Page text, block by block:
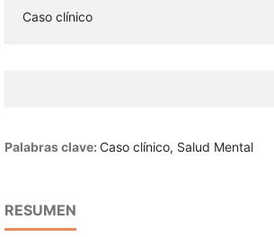
Caso clínico
Palabras clave: Caso clínico, Salud Mental
RESUMEN